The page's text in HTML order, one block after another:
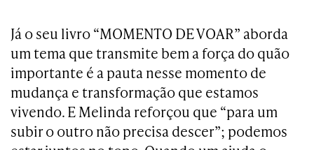
Já o seu livro “MOMENTO DE VOAR” aborda
um tema que transmite bem a força do quão
importante é a pauta nesse momento de
mudança e transformação que estamos
vivendo. E Melinda reforçou que “para um
subir o outro não precisa descer”; podemos